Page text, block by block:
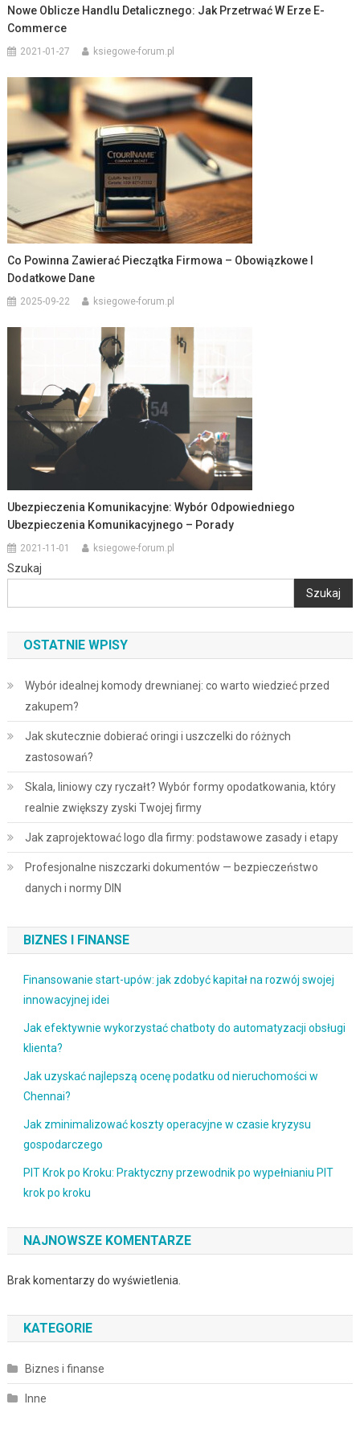
Nowe Oblicze Handlu Detalicznego: Jak Przetrwać W Erze E-
Commerce
2021-01-27 ksiegowe-forum.pl
Co Powinna Zawierać Pieczątka Firmowa – Obowiązkowe I
Dodatkowe Dane
2025-09-22 ksiegowe-forum.pl
Ubezpieczenia Komunikacyjne: Wybór Odpowiedniego
Ubezpieczenia Komunikacyjnego – Porady
2021-11-01 ksiegowe-forum.pl
Szukaj
Szukaj
OSTATNIE WPISY
Wybór idealnej komody drewnianej: co warto wiedzieć przed
zakupem?
Jak skutecznie dobierać oringi i uszczelki do różnych
zastosowań?
Skala, liniowy czy ryczałt? Wybór formy opodatkowania, który
realnie zwiększy zyski Twojej firmy
Jak zaprojektować logo dla firmy: podstawowe zasady i etapy
Profesjonalne niszczarki dokumentów — bezpieczeństwo
danych i normy DIN
BIZNES I FINANSE
Finansowanie start-upów: jak zdobyć kapitał na rozwój swojej
innowacyjnej idei
Jak efektywnie wykorzystać chatboty do automatyzacji obsługi
klienta?
Jak uzyskać najlepszą ocenę podatku od nieruchomości w
Chennai?
Jak zminimalizować koszty operacyjne w czasie kryzysu
gospodarczego
PIT Krok po Kroku: Praktyczny przewodnik po wypełnianiu PIT
krok po kroku
NAJNOWSZE KOMENTARZE
Brak komentarzy do wyświetlenia.
KATEGORIE
Biznes i finanse
Inne